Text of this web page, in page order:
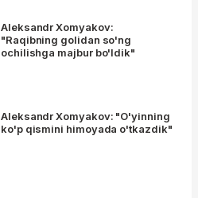
Aleksandr Xomyakov:
"Raqibning golidan so'ng
ochilishga majbur bo'ldik"
Aleksandr Xomyakov: "O'yinning
ko'p qismini himoyada o'tkazdik"